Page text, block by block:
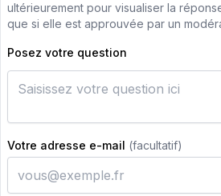
ultérieurement pour visualiser la
que si elle est approuvée par un
Posez votre question
Votre adresse e-mail (facultatif)